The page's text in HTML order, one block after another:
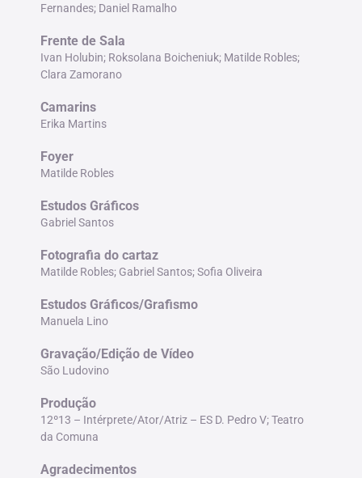
Fernandes; Daniel Ramalho
Frente de Sala
Ivan Holubin; Roksolana Boicheniuk; Matilde Robles;
Clara Zamorano
Camarins
Erika Martins
Foyer
Matilde Robles
Estudos Gráficos
Gabriel Santos
Fotografia do cartaz
Matilde Robles; Gabriel Santos; Sofia Oliveira
Estudos Gráficos/Grafismo
Manuela Lino
Gravação/Edição de Vídeo
São Ludovino
Produção
12º13 – Intérprete/Ator/Atriz – ES D. Pedro V; Teatro
da Comuna
Agradecimentos